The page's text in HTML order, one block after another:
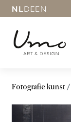
NLDEEN
Fotografie kunst